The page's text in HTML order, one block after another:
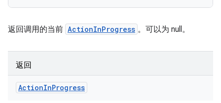
返回调用的当前 ActionInProgress 。可以为 null。
返回
ActionInProgress